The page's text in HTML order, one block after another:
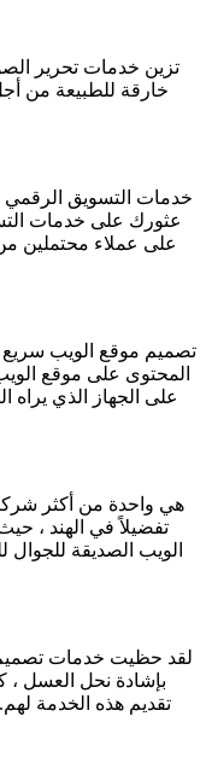
تزين خدمات تحرير
خدمات التسويق الرقمي
عثورك على خدمات
على عملاء محتملين
تصميم موقع الويب سريع
المحتوى على موقع
على الجهاز الذي
تفضيلاً في الهند ،
الويب الصديقة للجوال
لقد حظيت خدمات تصميم
بإشادة نحل العسل ،
تقديم هذه الخدمة